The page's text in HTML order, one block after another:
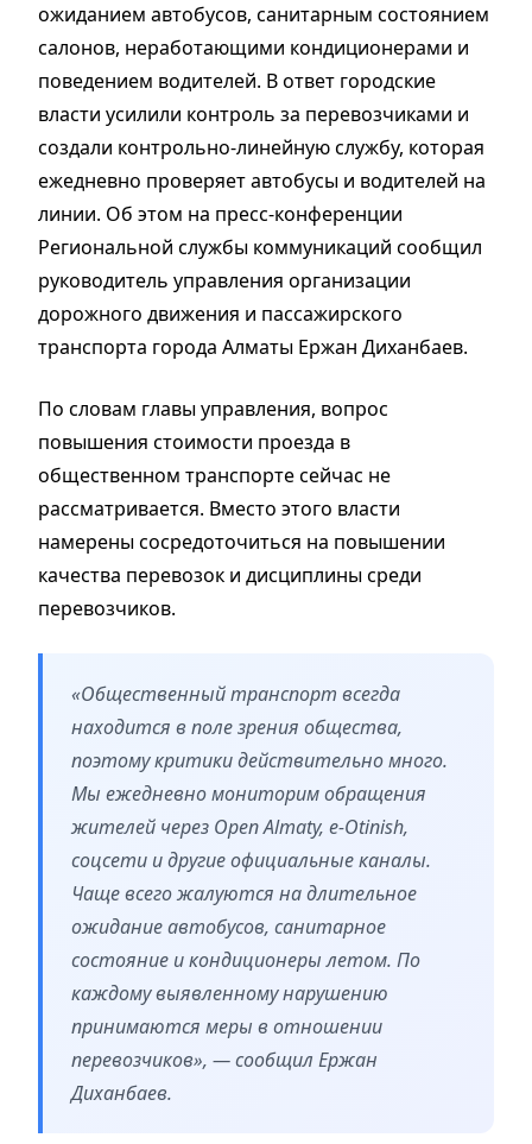
ожиданием автобусов, санитарным состоянием
салонов, неработающими кондиционерами и
поведением водителей. В ответ городские
власти усилили контроль за перевозчиками и
создали контрольно-линейную службу, которая
ежедневно проверяет автобусы и водителей на
линии. Об этом на пресс-конференции
Региональной службы коммуникаций сообщил
руководитель управления организации
дорожного движения и пассажирского
транспорта города Алматы Ержан Диханбаев.
По словам главы управления, вопрос
повышения стоимости проезда в
общественном транспорте сейчас не
рассматривается. Вместо этого власти
намерены сосредоточиться на повышении
качества перевозок и дисциплины среди
перевозчиков.
«Общественный транспорт всегда
находится в поле зрения общества,
поэтому критики действительно много.
Мы ежедневно мониторим обращения
жителей через Open Almaty, e-Otinish,
соцсети и другие официальные каналы.
Чаще всего жалуются на длительное
ожидание автобусов, санитарное
состояние и кондиционеры летом. По
каждому выявленному нарушению
принимаются меры в отношении
перевозчиков», — сообщил Ержан
Диханбаев.